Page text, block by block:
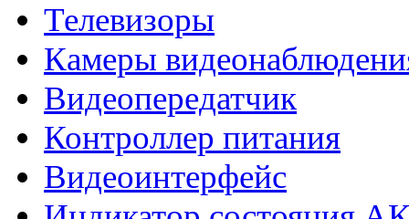
Телевизоры
Камеры
Видеопередатчик
Контроллер питания
Видеоинтерфейс